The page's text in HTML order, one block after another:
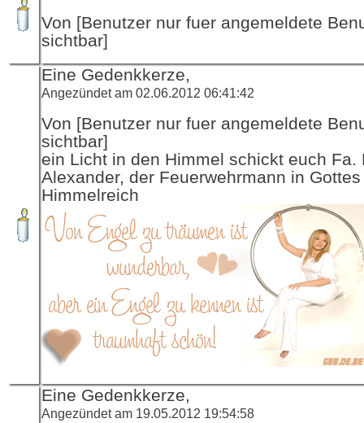
Von [Benutzer nur fuer angemeldete
sichtbar]
Eine Gedenkkerze,
Angezündet am 02.06.2012 06:41:42
Von [Benutzer nur fuer angemeldete
sichtbar]
ein Licht in den Himmel schickt euch Fa.
Alexander, der Feuerwehrmann in Gottes
Himmelreich
Eine Gedenkkerze,
Angezündet am 19.05.2012 19:54:58